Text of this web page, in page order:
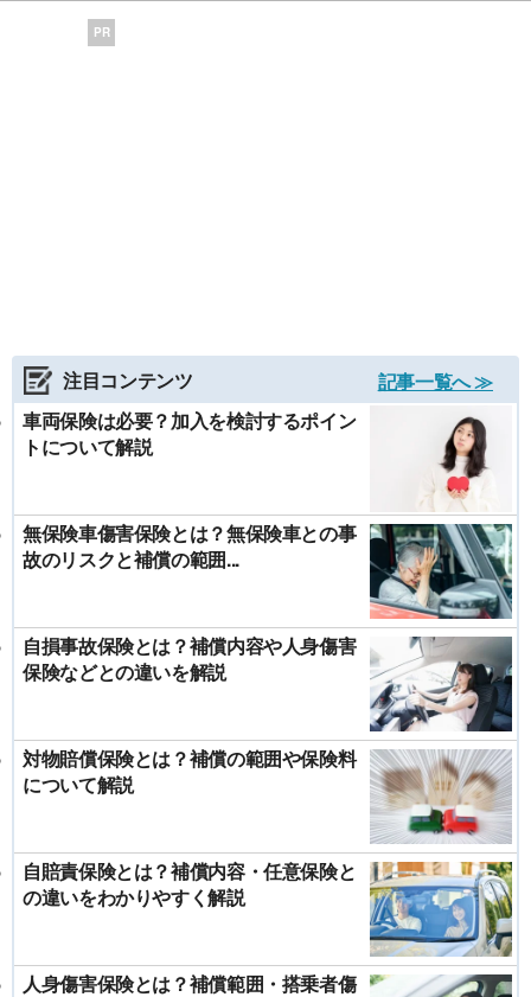
PR
注目コンテンツ
記事一覧へ ≫
車両保険は必要？加入を検討するポイン
トについて解説
無保険車傷害保険とは？無保険車との事
故のリスクと補償の範囲...
自損事故保険とは？補償内容や人身傷害
保険などとの違いを解説
対物賠償保険とは？補償の範囲や保険料
について解説
自賠責保険とは？補償内容・任意保険と
の違いをわかりやすく解説
人身傷害保険とは？補償範囲・搭乗者傷